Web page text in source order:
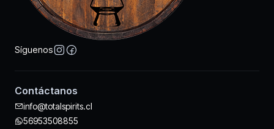
Síguenos
Contáctanos
info@totalspirits.cl
56953508855